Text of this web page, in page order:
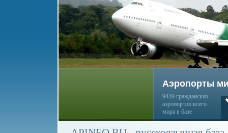
Аэропорты
9439 гражданских
аэропортов всего
мира в базе